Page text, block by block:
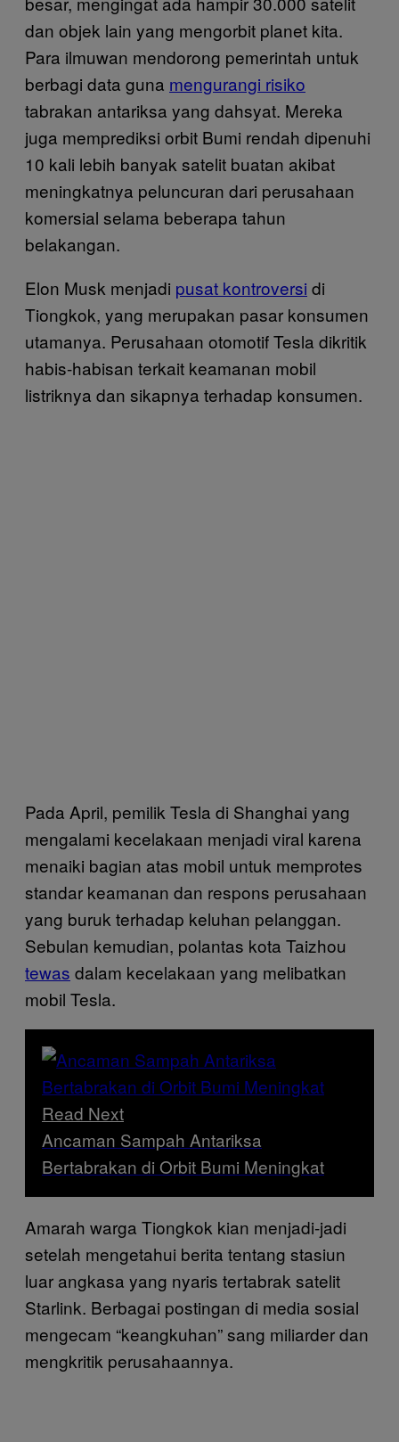
dan objek lain yang mengorbit planet kita.
Para ilmuwan mendorong pemerintah untuk
berbagi data guna mengurangi risiko
tabrakan antariksa yang dahsyat. Mereka
juga memprediksi orbit Bumi rendah dipenuhi
10 kali lebih banyak satelit buatan akibat
meningkatnya peluncuran dari perusahaan
komersial selama beberapa tahun
belakangan.
Elon Musk menjadi pusat kontroversi di
Tiongkok, yang merupakan pasar konsumen
utamanya. Perusahaan otomotif Tesla dikritik
habis-habisan terkait keamanan mobil
listriknya dan sikapnya terhadap konsumen.
Pada April, pemilik Tesla di Shanghai yang
mengalami kecelakaan menjadi viral karena
menaiki bagian atas mobil untuk memprotes
standar keamanan dan respons perusahaan
yang buruk terhadap keluhan pelanggan.
Sebulan kemudian, polantas kota Taizhou
tewas dalam kecelakaan yang melibatkan
mobil Tesla.
Read Next
Ancaman Sampah Antariksa
Bertabrakan di Orbit Bumi Meningkat
Amarah warga Tiongkok kian menjadi-jadi
setelah mengetahui berita tentang stasiun
luar angkasa yang nyaris tertabrak satelit
Starlink. Berbagai postingan di media sosial
mengecam “keangkuhan” sang miliarder dan
mengkritik perusahaannya.